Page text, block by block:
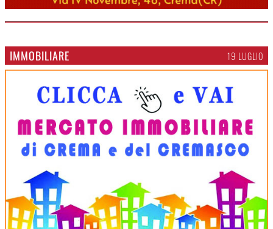
IMMOBILIARE 19 LUGLIO